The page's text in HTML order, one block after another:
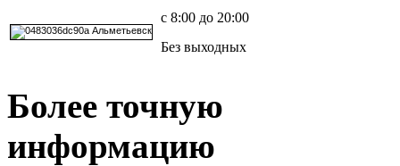
с 8:00 до 20:00
Без выходных
Более точную
информацию